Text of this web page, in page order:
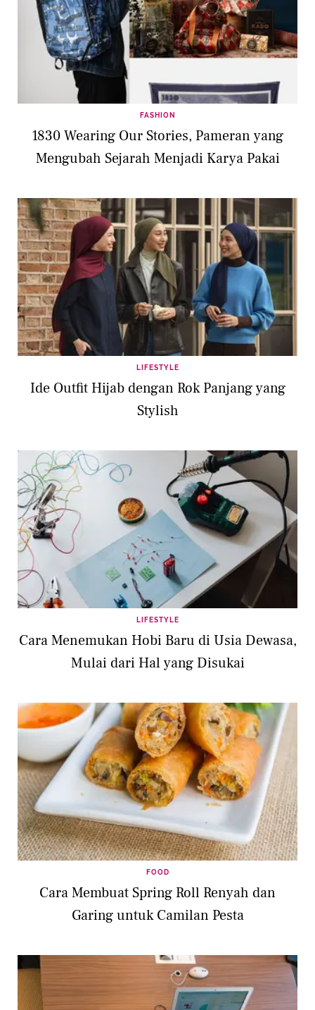
FASHION
1830 Wearing Our Stories, Pameran yang
Mengubah Sejarah Menjadi Karya Pakai
LIFESTYLE
Ide Outfit Hijab dengan Rok Panjang yang
Stylish
LIFESTYLE
Cara Menemukan Hobi Baru di Usia Dewasa,
Mulai dari Hal yang Disukai
FOOD
Cara Membuat Spring Roll Renyah dan
Garing untuk Camilan Pesta